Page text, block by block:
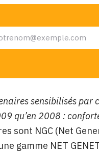
sensibilisés par
qu’en 2008 :
sont NGC (Net
gamme NET